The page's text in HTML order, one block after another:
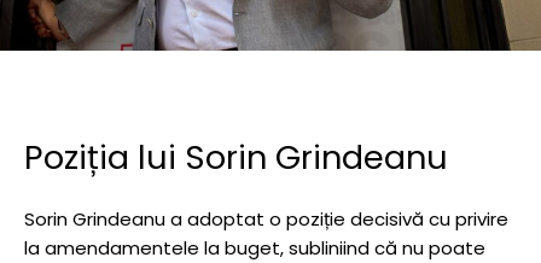
Poziția lui Sorin Grindeanu
Sorin Grindeanu a adoptat o poziție decisivă cu privire
la amendamentele la buget, subliniind că nu poate